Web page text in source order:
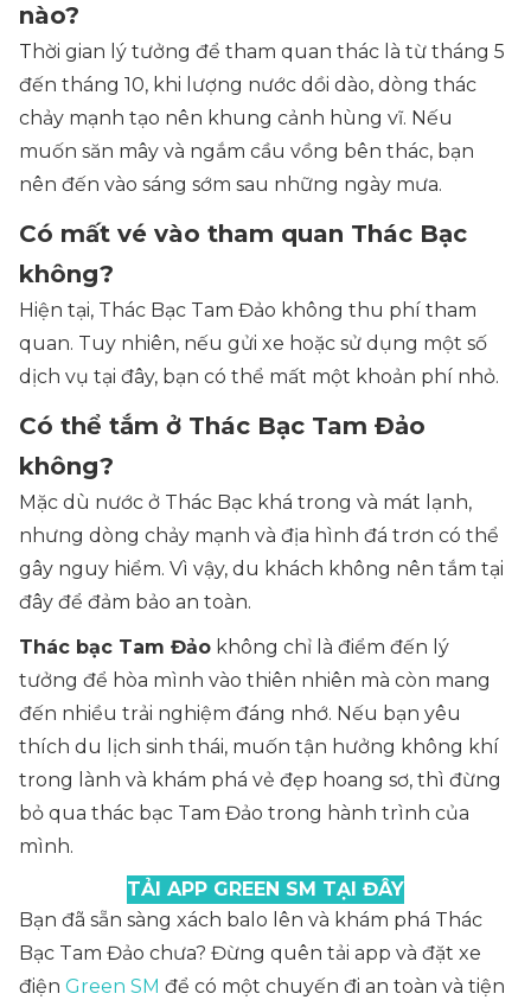
nào?
Thời gian lý tưởng để tham quan thác là từ tháng 5
đến tháng 10, khi lượng nước dồi dào, dòng thác
chảy mạnh tạo nên khung cảnh hùng vĩ. Nếu
muốn săn mây và ngắm cầu vồng bên thác, bạn
nên đến vào sáng sớm sau những ngày mưa.
Có mất vé vào tham quan Thác Bạc
không?
Hiện tại, Thác Bạc Tam Đảo không thu phí tham
quan. Tuy nhiên, nếu gửi xe hoặc sử dụng một số
dịch vụ tại đây, bạn có thể mất một khoản phí nhỏ.
Có thể tắm ở Thác Bạc Tam Đảo
không?
Mặc dù nước ở Thác Bạc khá trong và mát lạnh,
nhưng dòng chảy mạnh và địa hình đá trơn có thể
gây nguy hiểm. Vì vậy, du khách không nên tắm tại
đây để đảm bảo an toàn.
Thác bạc Tam Đảo không chỉ là điểm đến lý
tưởng để hòa mình vào thiên nhiên mà còn mang
đến nhiều trải nghiệm đáng nhớ. Nếu bạn yêu
thích du lịch sinh thái, muốn tận hưởng không khí
trong lành và khám phá vẻ đẹp hoang sơ, thì đừng
bỏ qua thác bạc Tam Đảo trong hành trình của
mình.
TẢI APP GREEN SM TẠI ĐÂY
Bạn đã sẵn sàng xách balo lên và khám phá Thác
Bạc Tam Đảo chưa? Đừng quên tải app và đặt xe
điện Green SM để có một chuyến đi an toàn và tiện